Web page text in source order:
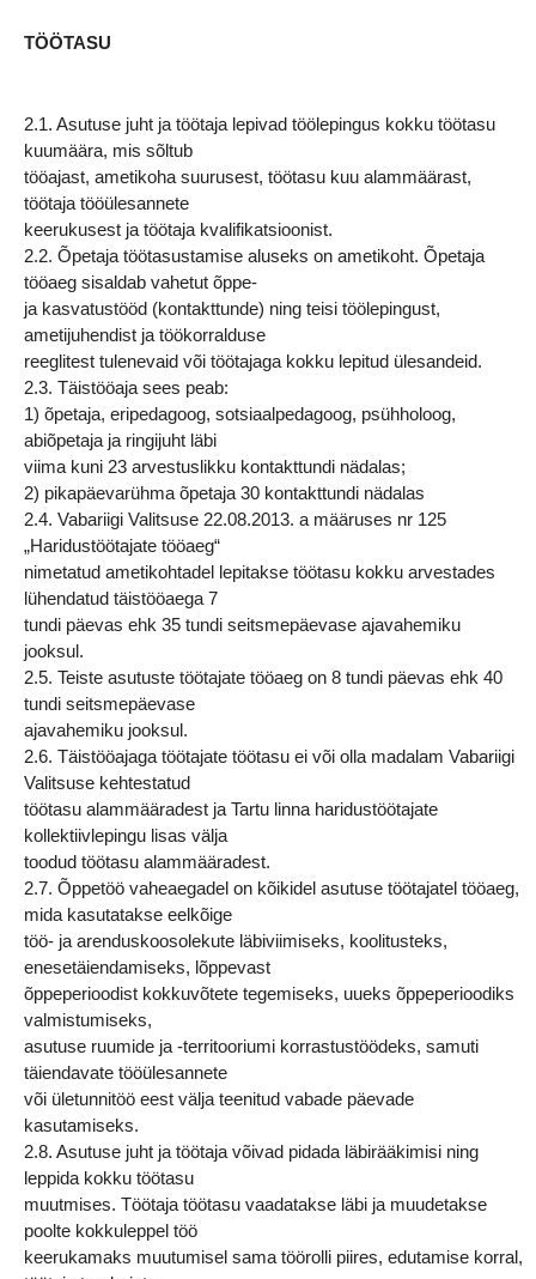
TÖÖTASU
2.1. Asutuse juht ja töötaja lepivad töölepingus kokku töötasu
kuumäära, mis sõltub
tööajast, ametikoha suurusest, töötasu kuu alammäärast,
töötaja tööülesannete
keerukusest ja töötaja kvalifikatsioonist.
2.2. Õpetaja töötasustamise aluseks on ametikoht. Õpetaja
tööaeg sisaldab vahetut õppe-
ja kasvatustööd (kontakttunde) ning teisi töölepingust,
ametijuhendist ja töökorralduse
reeglitest tulenevaid või töötajaga kokku lepitud ülesandeid.
2.3. Täistööaja sees peab:
1) õpetaja, eripedagoog, sotsiaalpedagoog, psühholoog,
abiõpetaja ja ringijuht läbi
viima kuni 23 arvestuslikku kontakttundi nädalas;
2) pikapäevarühma õpetaja 30 kontakttundi nädalas
2.4. Vabariigi Valitsuse 22.08.2013. a määruses nr 125
„Haridustöötajate tööaeg“
nimetatud ametikohtadel lepitakse töötasu kokku arvestades
lühendatud täistööaega 7
tundi päevas ehk 35 tundi seitsmepäevase ajavahemiku
jooksul.
2.5. Teiste asutuste töötajate tööaeg on 8 tundi päevas ehk 40
tundi seitsmepäevase
ajavahemiku jooksul.
2.6. Täistööajaga töötajate töötasu ei või olla madalam Vabariigi
Valitsuse kehtestatud
töötasu alammääradest ja Tartu linna haridustöötajate
kollektiivlepingu lisas välja
toodud töötasu alammääradest.
2.7. Õppetöö vaheaegadel on kõikidel asutuse töötajatel tööaeg,
mida kasutatakse eelkõige
töö- ja arenduskoosolekute läbiviimiseks, koolitusteks,
enesetäiendamiseks, lõppevast
õppeperioodist kokkuvõtete tegemiseks, uueks õppeperioodiks
valmistumiseks,
asutuse ruumide ja -territooriumi korrastustöödeks, samuti
täiendavate tööülesannete
või ületunnitöö eest välja teenitud vabade päevade
kasutamiseks.
2.8. Asutuse juht ja töötaja võivad pidada läbirääkimisi ning
leppida kokku töötasu
muutmises. Töötaja töötasu vaadatakse läbi ja muudetakse
poolte kokkuleppel töö
keerukamaks muutumisel sama töörolli piires, edutamise korral,